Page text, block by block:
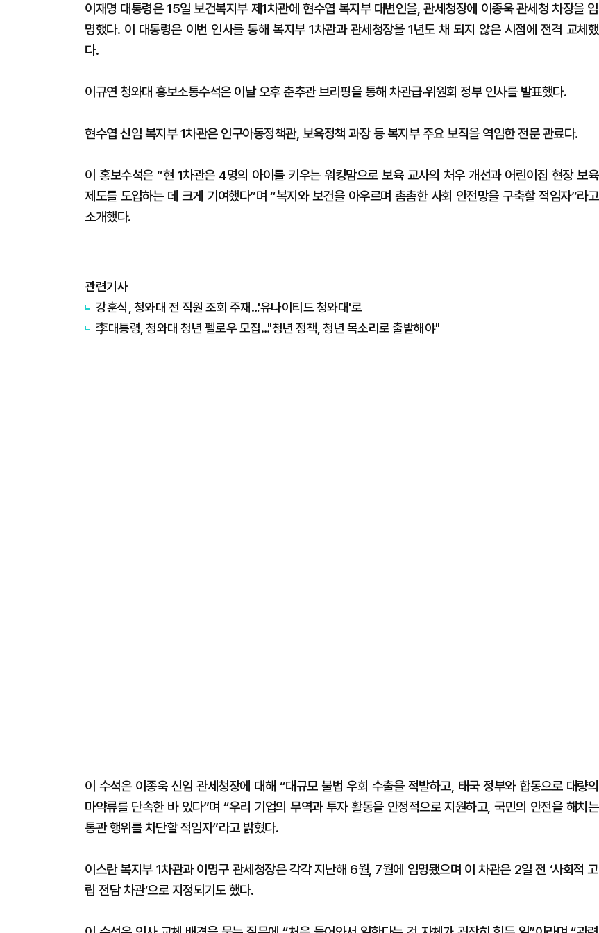
이재명 대통령은 15일 보건복지부 제1차관에 현수엽 복지부 대변인을, 관세청장에 이종욱 관세청 차장을 임
명했다. 이 대통령은 이번 인사를 통해 복지부 1차관과 관세청장을 1년도 채 되지 않은 시점에 전격 교체했
다.
이규연 청와대 홍보소통수석은 이날 오후 춘추관 브리핑을 통해 차관급·위원회 정부 인사를 발표했다.
현수엽 신임 복지부 1차관은 인구아동정책관, 보육정책 과장 등 복지부 주요 보직을 역임한 전문 관료다.
이 홍보수석은 “현 1차관은 4명의 아이를 키우는 워킹맘으로 보육 교사의 처우 개선과 어린이집 현장 보육
제도를 도입하는 데 크게 기여했다”며 “복지와 보건을 아우르며 촘촘한 사회 안전망을 구축할 적임자”라고
소개했다.
관련기사
강훈식, 청와대 전 직원 조회 주재…'유나이티드 청와대'로
李대통령, 청와대 청년 펠로우 모집…"청년 정책, 청년 목소리로 출발해야"
이 수석은 이종욱 신임 관세청장에 대해 “대규모 불법 우회 수출을 적발하고, 태국 정부와 합동으로 대량의
마약류를 단속한 바 있다”며 “우리 기업의 무역과 투자 활동을 안정적으로 지원하고, 국민의 안전을 해치는
통관 행위를 차단할 적임자”라고 밝혔다.
이스란 복지부 1차관과 이명구 관세청장은 각각 지난해 6월, 7월에 임명됐으며 이 차관은 2일 전 ‘사회적 고
립 전담 차관’으로 지정되기도 했다.